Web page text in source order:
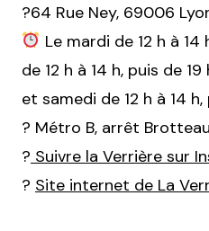
?64 Rue Ney, 69006
Le mardi de 12 h à
de 12 h à 14 h, puis de
et samedi de 12 h à 14
? Métro B, arrêt
? Suivre la Verrière sur
? Site internet de La